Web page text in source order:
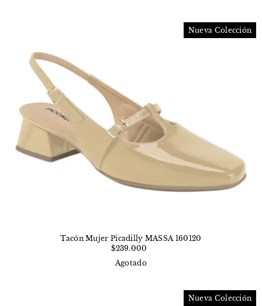
Nueva Colección
Tacón Mujer Picadilly MASSA 160120
$239.000
Agotado
Nueva Colección